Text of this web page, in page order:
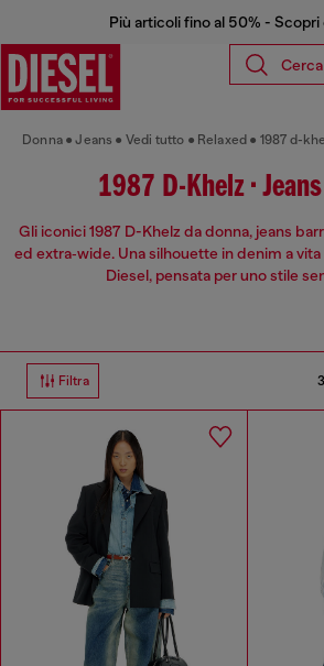
Più articoli fino al 50% - Scopri
Cerca
Donna Jeans Vedi tutto Relaxed 1987 d-
1987 D-Khelz •
Gli iconici 1987 D-Khelz da donna, jeans
ed extra‑wide. Una silhouette in denim a vita
Diesel, pensata per uno stile
Filtra